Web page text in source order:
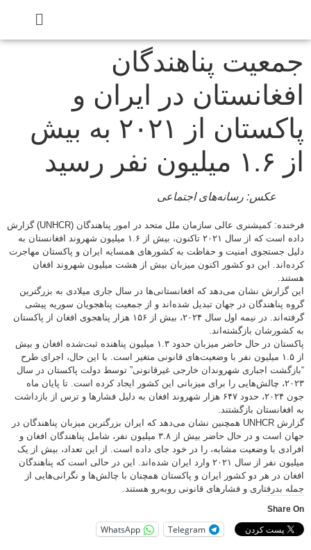
پناهندگان
در ایران و
پاکستان از ۲۰۲۱ به بیش
عکس: رسانه‌های اجتماعی
فرخنده: کمیشنری عالی سازمان ملل متحد در امور پناهندگان (UNHCR) گزارش
داده است که از سال ۲۰۲۱ تاکنون، بیش از ۱.۶ میلیون شهروند افغانستان به
جستجوی امنیت و حفاظت به کشورهای همسایه ایران و پاکستان مهاجرت
این دو کشور اکنون میزبان بیش از هشت میلیون شهروند افغان
گزارش نشان می‌دهد که افغانستانی‌ها در سال جاری میلادی به بزرگترین
پناهندگان در جهان تبدیل شده‌اند و از جمعیت پناهجویان سوریه پیشی
گرفته‌اند. در نیمه اول سال ۲۰۲۴، بیش از ۱۵۶ هزار پناهجوی افغان از پاکستان
بازگشته‌اند.
پاکستان در حال حاضر میزبان حدود ۱.۳ میلیون پناهنده ثبت‌شده افغان و بیش
از ۱.۵ میلیون نفر با وضعیت‌های قانونی متغیر است. با این حال، اجرای طرح
اجباری شهروندان خارجی غیرقانونی” توسط دولت پاکستان در سال
۲۰۲۳، چالش‌هایی را برای میزبانی این کشور ایجاد کرده است. تا پایان ماه
جون ۲۰۲۴، حدود ۶۴۷ هزار شهروند افغان به دلیل فشارها و ترس از بازداشت
بازگشتند.
گزارش UNHCR همچنین نشان می‌دهد که ایران بزرگترین میزبان پناهندگان در
جهان است و در حال حاضر بیش از ۳.۸ میلیون نفر، شامل پناهندگان افغان و
با وضعیت مشابه، را در خود جای داده است. از این تعداد، بیش از یک
میلیون نفر از سال ۲۰۲۱ وارد ایران شده‌اند. این در حالی است که پناهندگان
در هر دو کشور ایران و پاکستان همچنان با چالش‌ها و نگرانی‌هایی از
بدرفتاری و فشارهای قانونی روبه‌رو هستند.
Telegram
WhatsApp